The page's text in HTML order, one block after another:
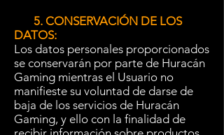
5. CONSERVACIÓN DE LOS
DATOS:
Los datos personales proporcionados
se conservarán por parte de Huracán
Gaming mientras el Usuario no
manifieste su voluntad de darse de
baja de los servicios de Huracán
Gaming, y ello con la finalidad de